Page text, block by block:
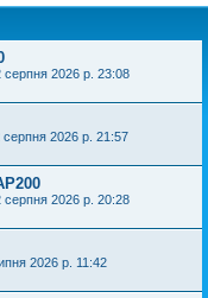
серпня 2026 р. 23:08
2026 р. 21:57
серпня 2026 р. 20:28
2026 р. 11:42